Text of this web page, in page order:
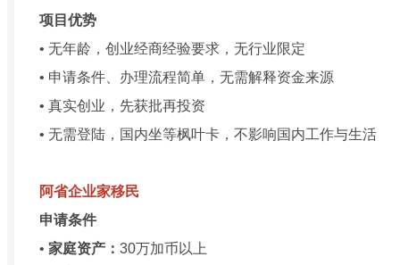
项目优势
• 无年龄，创业经商经验要求，无行业限定
• 申请条件、办理流程简单，无需解释资金来源
• 真实创业，先获批再投资
• 无需登陆，国内坐等枫叶卡，不影响国内工作与生活
阿省企业家移民
申请条件
• 家庭资产： 30万加币以上